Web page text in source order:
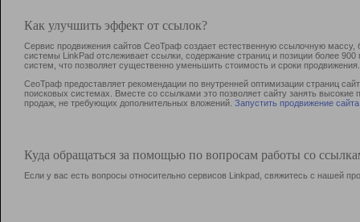
Как улучшить эффект от ссылок?
Сервис продвижения сайтов СеоТраф создает естественную ссылочную
системы LinkPad отслеживает ссылки, содержание страниц и позиции более
систем, что позволяет существенно уменьшить стоимость и сроки продвижения.
СеоТраф предоставляет рекомендации по внутренней оптимизации страниц
поисковых системах. Вместе со ссылками это позволяет сайту занять
продаж, не требующих дополнительных вложений. Запустить продвижение сайта
Куда обращаться за помощью по вопросам работы со
Если у вас есть вопросы относительно сервисов Linkpad, свяжитесь с нашей